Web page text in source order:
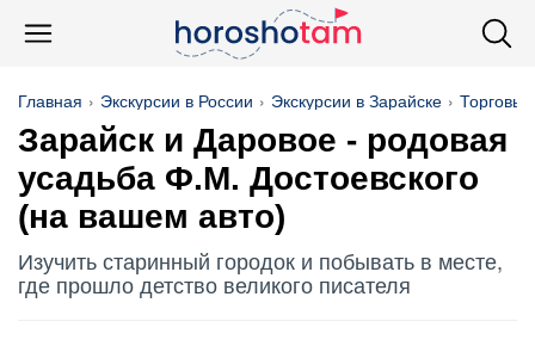
Главная Экскурсии в России Экскурсии в Зарайске
Зарайск и Даровое - родовая
усадьба Ф.М. Достоевского
(на вашем авто)
Изучить старинный городок и побывать в месте,
где прошло детство великого писателя